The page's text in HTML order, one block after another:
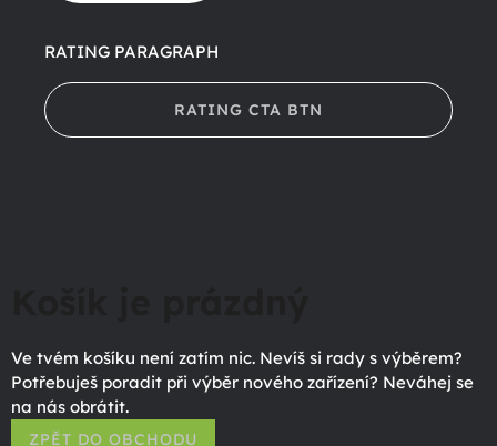
RATING PARAGRAPH
RATING CTA BTN
Ve tvém košíku není zatím nic. Nevíš si rady s výběrem?
Potřebuješ poradit při výběr nového zařízení? Neváhej se
na nás obrátit.
ZPĚT DO OBCHODU